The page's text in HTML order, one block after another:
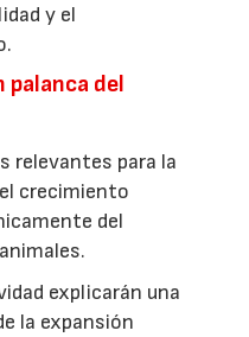
y el
del
relevantes para la
crecimiento
del
explicarán una
la expansión